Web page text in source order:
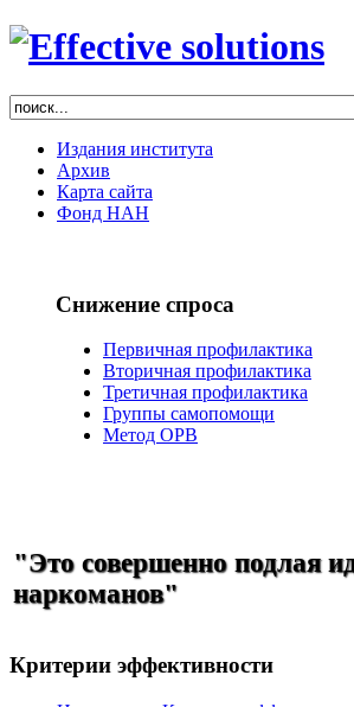
Издания института
Архив
Карта сайта
Фонд НАН
Снижение спроса
Первичная профилактика
Вторичная профилактика
Третичная профилактика
Группы самопомощи
Метод ОРВ
"Это совершенно подлая
наркоманов"
Критерии эффективности